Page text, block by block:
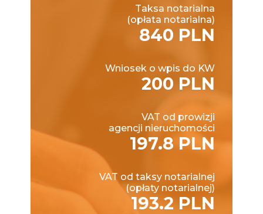
Taksa notarialna
(opłata notarialna)
840 PLN
Wniosek o wpis do KW
200 PLN
VAT od prowizji
agencji nieruchomości
197.8 PLN
VAT od taksy notarialnej
(opłaty notarialnej)
193.2 PLN